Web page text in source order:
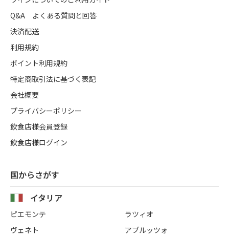
国からさがす
イタリア
ピエモンテ
ヴェネト
ラツィオ
アブルッツォ
Q&A よくある質問と回答
決済配送
利用規約
ポイント利用規約
特定商取引法に基づく表記
会社概要
プライバシーポリシー
飲食店様会員登録
飲食店様ログイン